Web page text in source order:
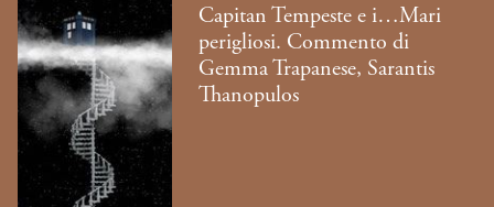
Capitan Tempeste e i…Mari
perigliosi. Commento di
Gemma Trapanese, Sarantis
Thanopulos